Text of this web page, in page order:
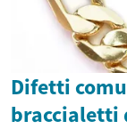
Difetti
braccialetti